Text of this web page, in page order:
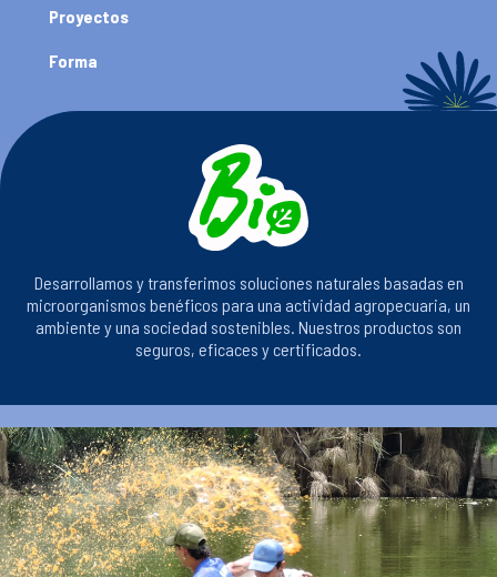
Proyectos
Forma
Desarrollamos y transferimos soluciones naturales basadas en
microorganismos benéficos para una actividad agropecuaria, un
ambiente y una sociedad sostenibles. Nuestros productos son
seguros, eficaces y certificados.